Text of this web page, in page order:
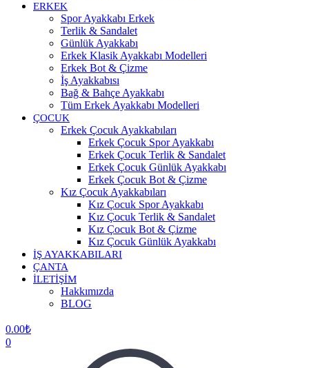
ERKEK
Spor Ayakkabı Erkek
Terlik & Sandalet
Günlük Ayakkabı
Erkek Klasik Ayakkabı Modelleri
Erkek Bot & Çizme
İş Ayakkabısı
Bağ & Bahçe Ayakkabı
Tüm Erkek Ayakkabı Modelleri
ÇOCUK
Erkek Çocuk Ayakkabıları
Erkek Çocuk Spor Ayakkabı
Erkek Çocuk Terlik & Sandalet
Erkek Çocuk Günlük Ayakkabı
Erkek Çocuk Bot & Çizme
Kız Çocuk Ayakkabıları
Kız Çocuk Spor Ayakkabı
Kız Çocuk Terlik & Sandalet
Kız Çocuk Bot & Çizme
Kız Çocuk Günlük Ayakkabı
İŞ AYAKKABILARI
ÇANTA
İLETİŞİM
Hakkımızda
BLOG
0.00₺
0